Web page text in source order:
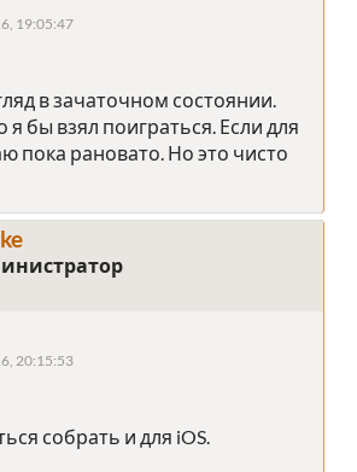
19:05:47
в зачаточном состоянии.
я бы взял поиграться. Если для
пока рановато. Но это чисто
20:15:53
собрать и для iOS.